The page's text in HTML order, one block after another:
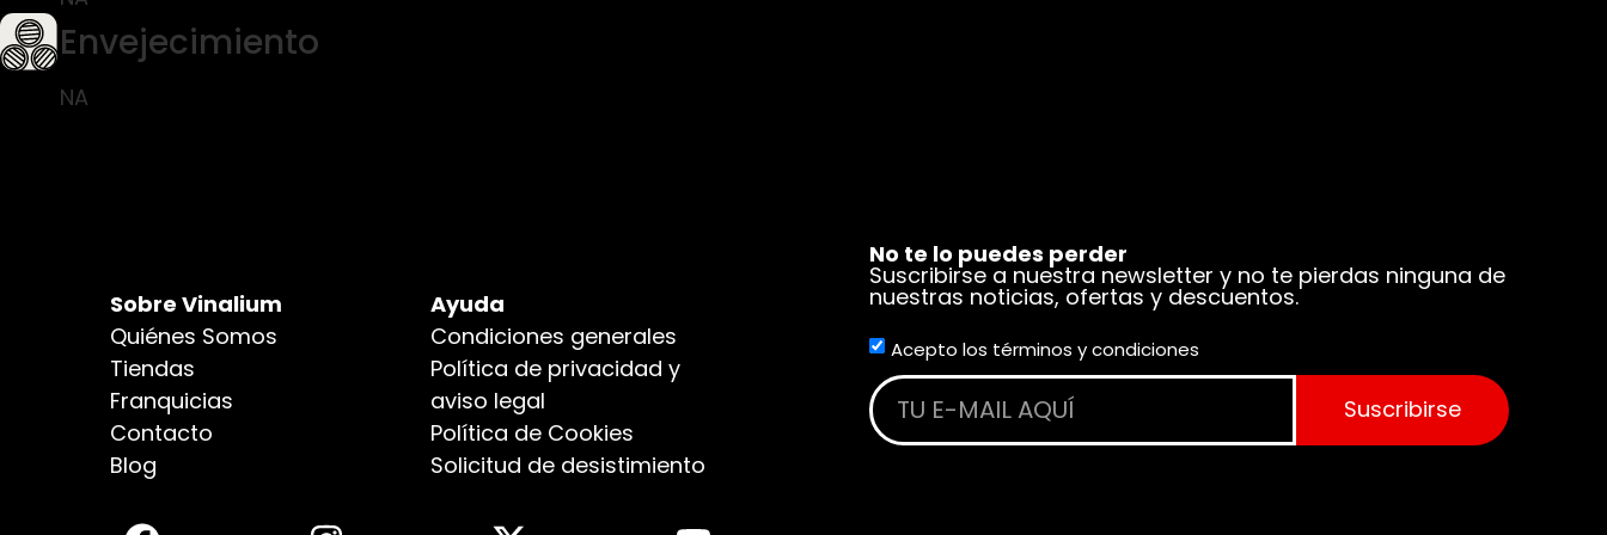
Envejecimiento
NA
Sobre Vinalium
Quiénes Somos
Tiendas
Franquicias
Contacto
Blog
Ayuda
Condiciones generales
Política de privacidad y
aviso legal
Política de Cookies
Solicitud de desistimiento
No te lo puedes perder
Suscribirse a nuestra newsletter y no te pierdas ninguna de
nuestras noticias, ofertas y descuentos.
Acepto los términos y condiciones
Suscribirse